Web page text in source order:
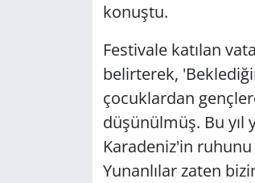
konuştu.
Festivale katılan
belirterek,
çocuklardan
düşünülmüş. Bu yıl
Karadeniz'in
Yunanlılar zaten